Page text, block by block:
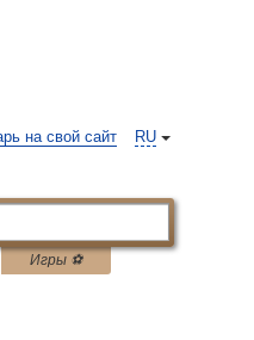
RU
на свой сайт
Игры ⚽